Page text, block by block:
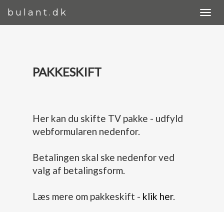
bulant.dk
PAKKESKIFT
Her kan du skifte TV pakke - udfyld
webformularen nedenfor.
Betalingen skal ske nedenfor ved
valg af betalingsform.
Læs mere om pakkeskift - klik her.